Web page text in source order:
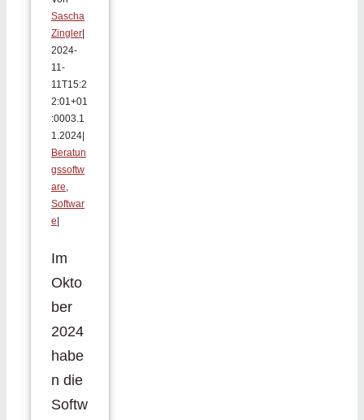
Sascha
Zingler
2024-
11-
11T15:2
2:01+01
:0003.1
1.2024
Beratun
gssoftw
are,
Softwar
e
Im
Okto
ber
2024
habe
n die
Softw